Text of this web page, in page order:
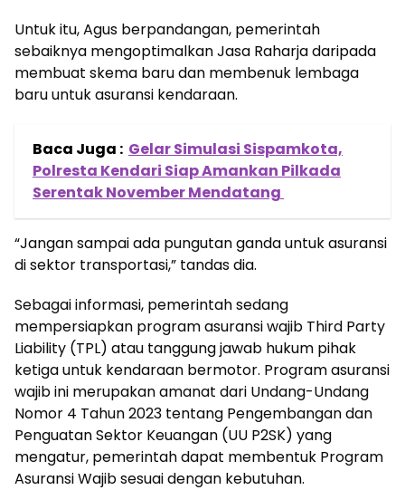
Untuk itu, Agus berpandangan, pemerintah
sebaiknya mengoptimalkan Jasa Raharja daripada
membuat skema baru dan membenuk lembaga
baru untuk asuransi kendaraan.
Baca Juga : Gelar Simulasi Sispamkota,
Polresta Kendari Siap Amankan Pilkada
Serentak November Mendatang
“Jangan sampai ada pungutan ganda untuk asuransi
di sektor transportasi,” tandas dia.
Sebagai informasi, pemerintah sedang
mempersiapkan program asuransi wajib Third Party
Liability (TPL) atau tanggung jawab hukum pihak
ketiga untuk kendaraan bermotor. Program asuransi
wajib ini merupakan amanat dari Undang-Undang
Nomor 4 Tahun 2023 tentang Pengembangan dan
Penguatan Sektor Keuangan (UU P2SK) yang
mengatur, pemerintah dapat membentuk Program
Asuransi Wajib sesuai dengan kebutuhan.